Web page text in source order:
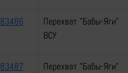
83486
Перехват "Бабы-Яги"
ВСУ
83487 Перехват "Бабы-Яги"